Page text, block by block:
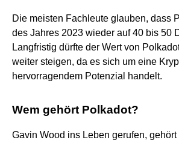
Die meisten Fachleute glauben, dass
des Jahres 2023 wieder auf 40 bis 50
Langfristig dürfte der Wert von
weiter steigen, da es sich um eine
hervorragendem Potenzial handelt.
Wem gehört Polkadot?
Gavin Wood ins Leben gerufen,